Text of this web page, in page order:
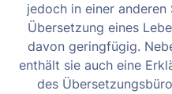
jedoch in einer anderen
Übersetzung eines
davon geringfügig.
enthält sie auch eine
des